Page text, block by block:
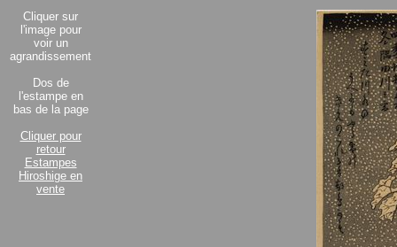
Cliquer sur
l'image pour
voir un
agrandissement
Dos de
l'estampe en
bas de la page
Cliquer pour
retour
Estampes
Hiroshige en
vente